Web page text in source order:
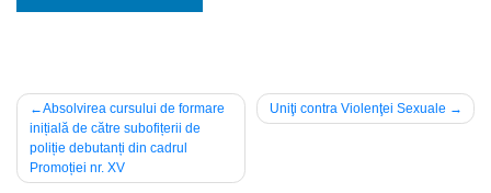
Post
navigation
Absolvirea cursului de formare
inițială de către subofițerii de
poliție debutanți din cadrul
Promoției nr. XV
Uniţi contra Violenţei Sexuale